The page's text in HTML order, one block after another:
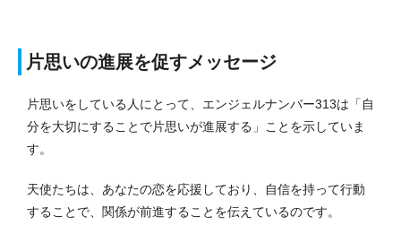
片思いの進展を促すメッセージ
片思いをしている人にとって、エンジェルナンバー313は「自
分を大切にすることで片思いが進展する」ことを示していま
す。
天使たちは、あなたの恋を応援しており、自信を持って行動
することで、関係が前進することを伝えているのです。